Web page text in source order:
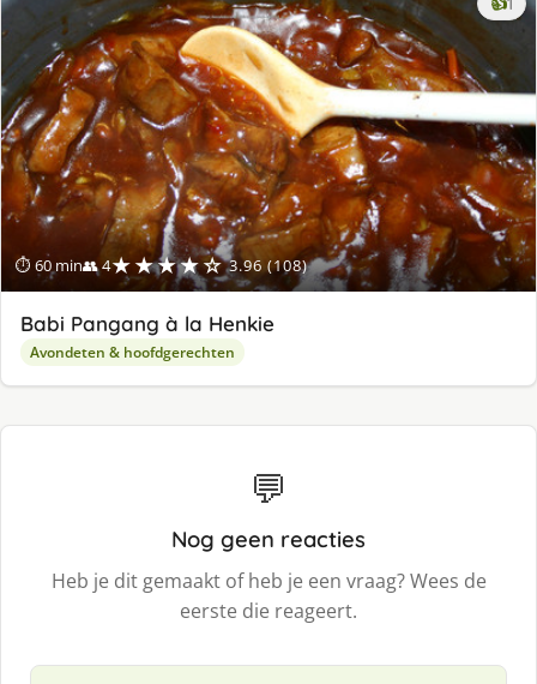
⏱ 60 min👥 4★★★★☆ 3.96 (108)
Babi Pangang à la Henkie
Avondeten & hoofdgerechten
💬
Nog geen reacties
Heb je dit gemaakt of heb je een vraag? Wees de
eerste die reageert.